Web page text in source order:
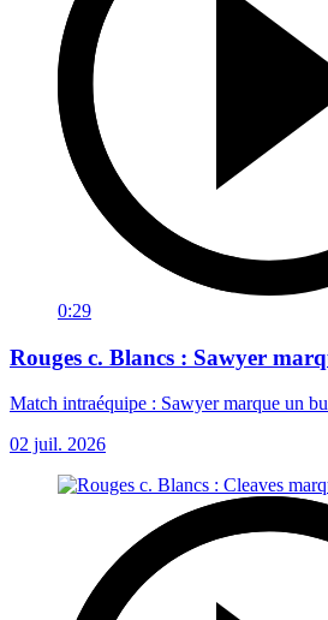
0:29
Rouges c. Blancs : Sawyer
Match intraéquipe : Sawyer marque un
02 juil. 2026